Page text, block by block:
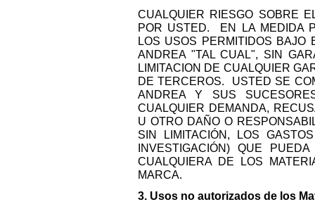
CUALQUIER RIESGO SOBRE
POR USTED. EN LA MEDIDA
LOS USOS PERMITIDOS BAJO
ANDREA "TAL CUAL", SIN
LIMITACION DE CUALQUIER
DE TERCEROS. USTED SE
ANDREA Y SUS
CUALQUIER DEMANDA,
U OTRO DAÑO O
SIN LIMITACIÓN, LOS
INVESTIGACIÓN) QUE
CUALQUIERA DE LOS
MARCA.
3. Usos no autorizados de los